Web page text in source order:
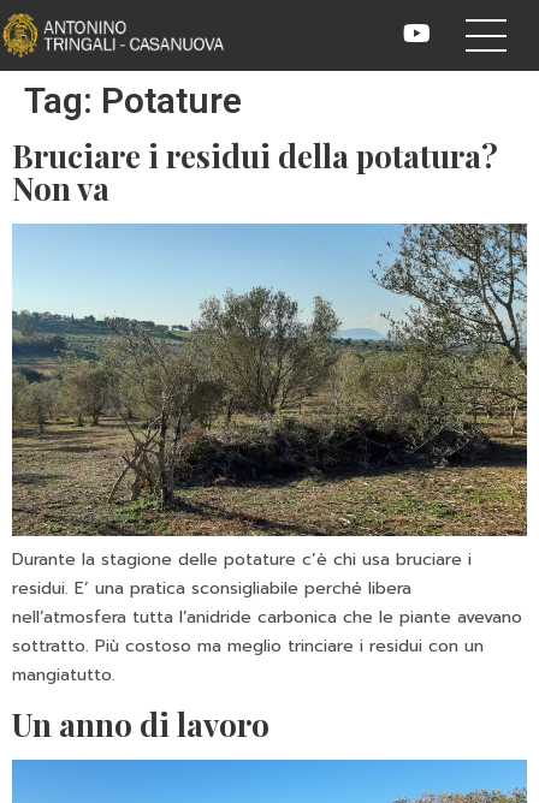
Tag: Potature
Bruciare i residui della potatura?
Non va
Durante la stagione delle potature c’è chi usa bruciare i
residui. E’ una pratica sconsigliabile perché libera
nell’atmosfera tutta l’anidride carbonica che le piante avevano
sottratto. Più costoso ma meglio trinciare i residui con un
mangiatutto.
Un anno di lavoro